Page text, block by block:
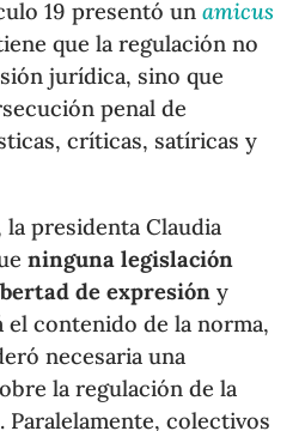
19 presentó unamicus
que la regulación no
jurídica, sino que
penal de
críticas, satíricas y
presidenta Claudia
ninguna legislación
de expresión y
el contenido de la norma,
necesaria una
la regulación de la
colectivos